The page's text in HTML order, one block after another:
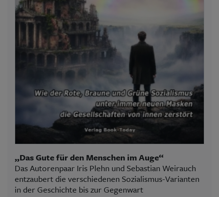
„Das Gute für den Menschen im Auge“
Das Autorenpaar Iris Plehn und Sebastian Weirauch
entzaubert die verschiedenen Sozialismus-Varianten
in der Geschichte bis zur Gegenwart